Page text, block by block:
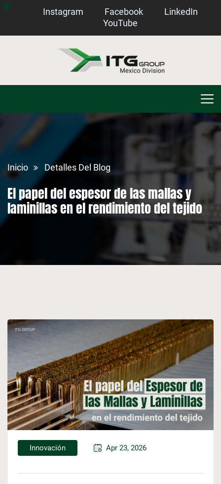
Instagram Facebook
LinkedIn
YouTube
Inicio Detalles Del Blog
El papel del espesor de las mallas y
laminillas en el rendimiento del tejido
Innovación Apr 23, 2026